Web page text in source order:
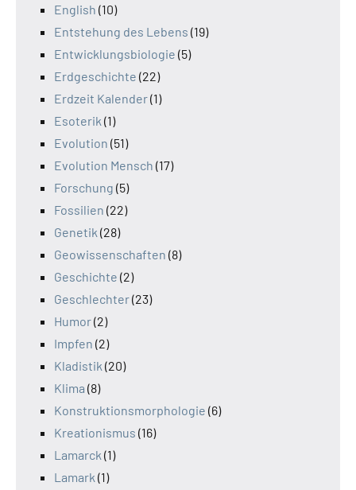
English (10)
Entstehung des Lebens (19)
Entwicklungsbiologie (5)
Erdgeschichte (22)
Erdzeit Kalender(1)
Esoterik (1)
Evolution (51)
Evolution Mensch (17)
Forschung (5)
Fossilien (22)
Genetik (28)
Geowissenschaften (8)
Geschichte (2)
Geschlechter(23)
Humor(2)
Impfen (2)
Kladistik (20)
Klima (8)
Konstruktionsmorphologie (6)
Kreationismus (16)
Lamarck (1)
Lamark (1)